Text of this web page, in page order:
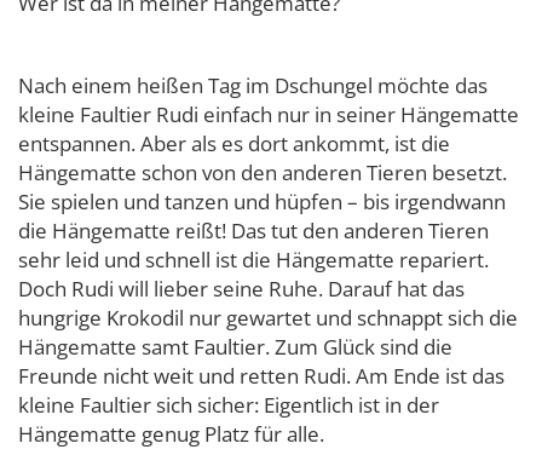
Nach einem heißen Tag im Dschungel möchte das
kleine Faultier Rudi einfach nur in seiner Hängematte
entspannen. Aber als es dort ankommt, ist die
Hängematte schon von den anderen Tieren besetzt.
Sie spielen und tanzen und hüpfen – bis irgendwann
die Hängematte reißt! Das tut den anderen Tieren
sehr leid und schnell ist die Hängematte repariert.
Doch Rudi will lieber seine Ruhe. Darauf hat das
hungrige Krokodil nur gewartet und schnappt sich die
Hängematte samt Faultier. Zum Glück sind die
Freunde nicht weit und retten Rudi. Am Ende ist das
kleine Faultier sich sicher: Eigentlich ist in der
Hängematte genug Platz für alle.